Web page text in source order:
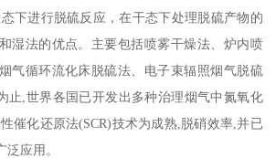
下进行脱硫反应，在干态下处理脱硫产物的
湿法的优点。主要包括喷雾干燥法、炉内喷
气循环流化床脱硫法、电子束辐照烟气脱硫
,世界各国已开发出多种治理烟气中氮氧化
催化还原法(SCR)技术为成熟,脱硝效率,并已
应用。